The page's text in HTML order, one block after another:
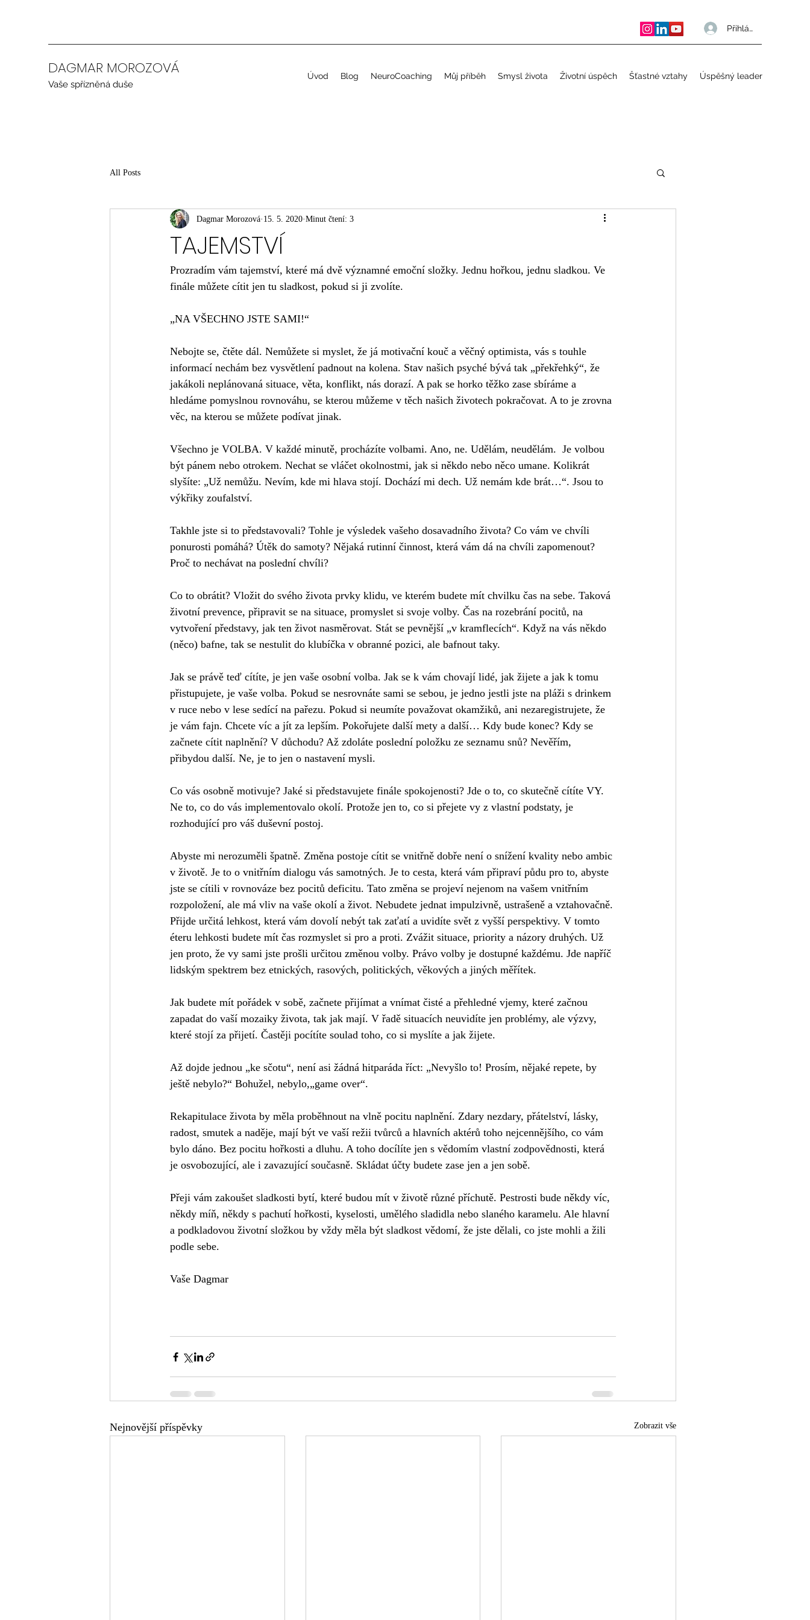
Přihlásit se
DAGMAR MOROZOVÁ
Vaše spřízněná duše
Úvod Blog NeuroCoaching Můj příběh Smysl života Životní úspěch Šťastné vztahy Úspěšný leader
All Posts
TAJEMSTVÍ
Dagmar Morozová 15. 5. 2020 Minut čtení: 3
Prozradím vám tajemství, které má dvě významné emoční složky. Jednu hořkou, jednu sladkou. Ve
finále můžete cítit jen tu sladkost, pokud si ji zvolíte.
„NA VŠECHNO JSTE SAMI!“
Nebojte se, čtěte dál. Nemůžete si myslet, že já motivační kouč a věčný optimista, vás s touhle
informací nechám bez vysvětlení padnout na kolena. Stav našich psyché bývá tak „překřehký“, že
jakákoli neplánovaná situace, věta, konflikt, nás dorazí. A pak se horko těžko zase sbíráme a
hledáme pomyslnou rovnováhu, se kterou můžeme v těch našich životech pokračovat. A to je zrovna
věc, na kterou se můžete podívat jinak.
Všechno je VOLBA. V každé minutě, procházíte volbami. Ano, ne. Udělám, neudělám.  Je volbou
být pánem nebo otrokem. Nechat se vláčet okolnostmi, jak si někdo nebo něco umane. Kolikrát
slyšíte: „Už nemůžu. Nevím, kde mi hlava stojí. Dochází mi dech. Už nemám kde brát…“. Jsou to
výkřiky zoufalství.
Takhle jste si to představovali? Tohle je výsledek vašeho dosavadního života? Co vám ve chvíli
ponurosti pomáhá? Útěk do samoty? Nějaká rutinní činnost, která vám dá na chvíli zapomenout?
Proč to nechávat na poslední chvíli?
Co to obrátit? Vložit do svého života prvky klidu, ve kterém budete mít chvilku čas na sebe. Taková
životní prevence, připravit se na situace, promyslet si svoje volby. Čas na rozebrání pocitů, na
vytvoření představy, jak ten život nasměrovat. Stát se pevnější „v kramflecích“. Když na vás někdo
(něco) bafne, tak se nestulit do klubíčka v obranné pozici, ale bafnout taky.
Jak se právě teď cítíte, je jen vaše osobní volba. Jak se k vám chovají lidé, jak žijete a jak k tomu
přistupujete, je vaše volba. Pokud se nesrovnáte sami se sebou, je jedno jestli jste na pláži s drinkem
v ruce nebo v lese sedící na pařezu. Pokud si neumíte považovat okamžiků, ani nezaregistrujete, že
je vám fajn. Chcete víc a jít za lepším. Pokořujete další mety a další… Kdy bude konec? Kdy se
začnete cítit naplnění? V důchodu? Až zdoláte poslední položku ze seznamu snů? Nevěřím,
přibydou další. Ne, je to jen o nastavení mysli.
Co vás osobně motivuje? Jaké si představujete finále spokojenosti? Jde o to, co skutečně cítíte VY.
Ne to, co do vás implementovalo okolí. Protože jen to, co si přejete vy z vlastní podstaty, je
rozhodující pro váš duševní postoj.
Abyste mi nerozuměli špatně. Změna postoje cítit se vnitřně dobře není o snížení kvality nebo ambic
v životě. Je to o vnitřním dialogu vás samotných. Je to cesta, která vám připraví půdu pro to, abyste
jste se cítili v rovnováze bez pocitů deficitu. Tato změna se projeví nejenom na vašem vnitřním
rozpoložení, ale má vliv na vaše okolí a život. Nebudete jednat impulzivně, ustrašeně a vztahovačně.
Přijde určitá lehkost, která vám dovolí nebýt tak zaťatí a uvidíte svět z vyšší perspektivy. V tomto
éteru lehkosti budete mít čas rozmyslet si pro a proti. Zvážit situace, priority a názory druhých. Už
jen proto, že vy sami jste prošli určitou změnou volby. Právo volby je dostupné každému. Jde napříč
lidským spektrem bez etnických, rasových, politických, věkových a jiných měřítek.
Jak budete mít pořádek v sobě, začnete přijímat a vnímat čisté a přehledné vjemy, které začnou
zapadat do vaší mozaiky života, tak jak mají. V řadě situacích neuvidíte jen problémy, ale výzvy,
které stojí za přijetí. Častěji pocítíte soulad toho, co si myslíte a jak žijete.
Až dojde jednou „ke sčotu“, není asi žádná hitparáda říct: „Nevyšlo to! Prosím, nějaké repete, by
ještě nebylo?“ Bohužel, nebylo,„game over“.
Rekapitulace života by měla proběhnout na vlně pocitu naplnění. Zdary nezdary, přátelství, lásky,
radost, smutek a naděje, mají být ve vaší režii tvůrců a hlavních aktérů toho nejcennějšího, co vám
bylo dáno. Bez pocitu hořkosti a dluhu. A toho docílíte jen s vědomím vlastní zodpovědnosti, která
je osvobozující, ale i zavazující současně. Skládat účty budete zase jen a jen sobě.
Přeji vám zakoušet sladkosti bytí, které budou mít v životě různé příchutě. Pestrosti bude někdy víc,
někdy míň, někdy s pachutí hořkosti, kyselosti, umělého sladidla nebo slaného karamelu. Ale hlavní
a podkladovou životní složkou by vždy měla být sladkost vědomí, že jste dělali, co jste mohli a žili
podle sebe.
Vaše Dagmar
Nejnovější příspěvky Zobrazit vše